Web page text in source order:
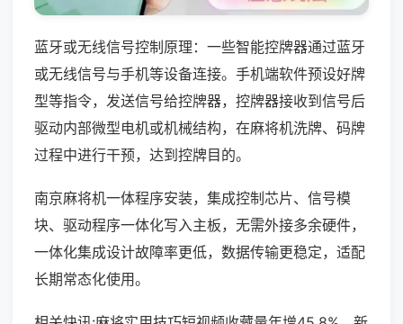
蓝牙或无线信号控制原理：一些智能控牌器通过蓝牙
或无线信号与手机等设备连接。手机端软件预设好牌
型等指令，发送信号给控牌器，控牌器接收到信号后
驱动内部微型电机或机械结构，在麻将机洗牌、码牌
过程中进行干预，达到控牌目的。
南京麻将机一体程序安装，集成控制芯片、信号模
块、驱动程序一体化写入主板，无需外接多余硬件，
一体化集成设计故障率更低，数据传输更稳定，适配
长期常态化使用。